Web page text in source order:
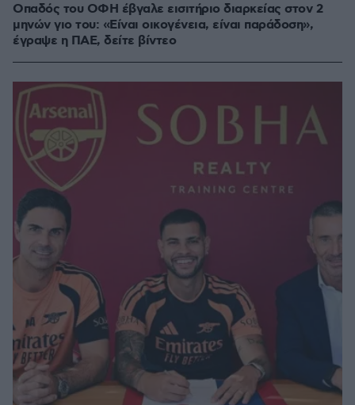
Οπαδός του ΟΦΗ έβγαλε εισιτήριο διαρκείας στον 2
μηνών γιο του: «Είναι οικογένεια, είναι παράδοση»,
έγραψε η ΠΑΕ, δείτε βίντεο